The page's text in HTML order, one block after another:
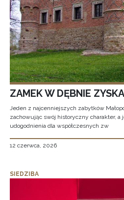
ZAMEK W DĘBNIE
Jeden z najcenniejszych zabytków
zachowując swój historyczny charakter, a
udogodnienia dla współczesnych zw
12 czerwca, 2026
SIEDZIBA